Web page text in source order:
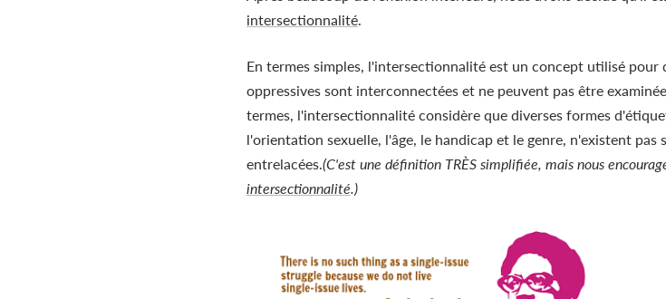
intersectionnalité.
En termes simples, l'intersectionnalité est un concept utilisé
oppressives sont interconnectées et ne peuvent pas être
termes, l'intersectionnalité considère que diverses formes
l'orientation sexuelle, l'âge, le handicap et le genre, n'existent pas
entrelacées.(C'est une définition TRÈS simplifiée, mais nous
intersectionnalité.)